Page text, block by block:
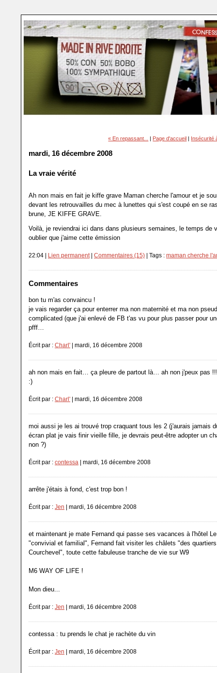
« En repassant... | Page d'accueil | Insécurité
mardi, 16 décembre 2008
La vraie vérité
Ah non mais en fait je kiffe grave Maman cherche l'amour et je
devant les retrouvailles du mec à lunettes qui s'est coupé en se
brune, JE KIFFE GRAVE.
Voilà, je reviendrai ici dans dans plusieurs semaines, le temps de
oublier que j'aime cette émission
22:04 | Lien permanent | Commentaires (15) | Tags : maman cherche
Commentaires
bon tu m'as convaincu !
je vais regarder ça pour enterrer ma non maternité et ma non
complicated (que j'ai enlevé de FB t'as vu pour plus passer pour
pfff…
Écrit par : Charl' | mardi, 16 décembre 2008
ah non mais en fait… ça pleure de partout là… ah non j'peux pas
:)
Écrit par : Charl' | mardi, 16 décembre 2008
moi aussi je les ai trouvé trop craquant tous les 2 (j'aurais jamais
écran plat je vais finir vieille fille, je devrais peut-être adopter un
non ?)
Écrit par : contessa | mardi, 16 décembre 2008
arrête j'étais à fond, c'est trop bon !
Écrit par : Jen | mardi, 16 décembre 2008
et maintenant je mate Fernand qui passe ses vacances à l'hôtel
"convivial et familial", Fernand fait visiter les châlets "des
Courchevel", toute cette fabuleuse tranche de vie sur W9
M6 WAY OF LIFE !
Mon dieu...
Écrit par : Jen | mardi, 16 décembre 2008
contessa : tu prends le chat je rachète du vin
Écrit par : Jen | mardi, 16 décembre 2008